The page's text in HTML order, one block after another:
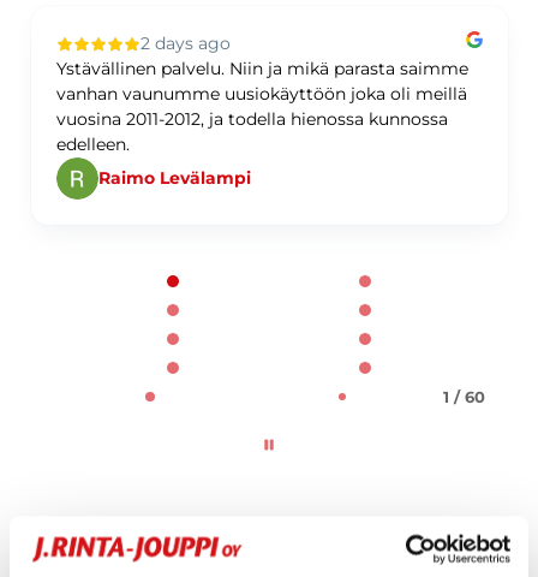
2 days ago
Ystävällinen palvelu. Niin ja mikä parasta saimme
vanhan vaunumme uusiokäyttöön joka oli meillä
vuosina 2011-2012, ja todella hienossa kunnossa
edelleen.
Raimo Levälampi
1 / 60